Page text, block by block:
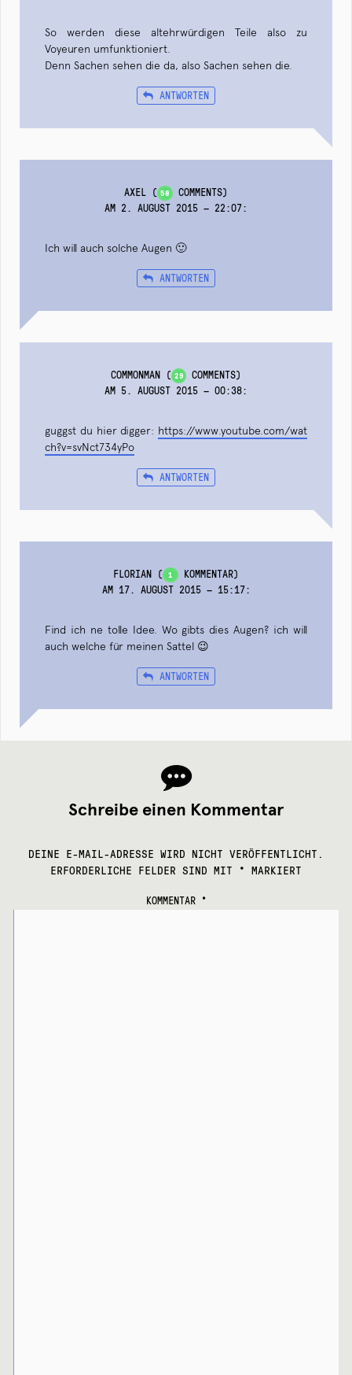
So werden diese altehrwürdigen Teile also zu
Voyeuren umfunktioniert.
Denn Sachen sehen die da, also Sachen sehen die.
ANTWORTEN
AXEL ( 58 COMMENTS)
AM 2. AUGUST 2015 — 22:07:
Ich will auch solche Augen 🙂
ANTWORTEN
COMMONMAN ( 29
COMMENTS)
AM 5. AUGUST 2015 — 00:38:
guggst du hier digger: https://www.youtube.com/wat
ch?v=svNct734yPo
ANTWORTEN
FLORIAN ( 1 KOMMENTAR)
AM 17. AUGUST 2015 — 15:17:
Find ich ne tolle Idee. Wo gibts dies Augen? ich will
auch welche für meinen Sattel 😉
ANTWORTEN
Schreibe einen Kommentar
DEINE E-MAIL-ADRESSE WIRD NICHT VERÖFFENTLICHT.
ERFORDERLICHE FELDER SIND MIT * MARKIERT
KOMMENTAR *